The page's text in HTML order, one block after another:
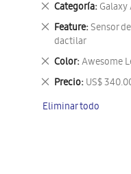
Categoría Galaxy
Eliminar
este
artículo
Feature Sensor
dactilar
Eliminar
este
artículo
Color Awesome
Eliminar
este
artículo
Precio US$
Eliminar
artículo
Eliminar todo